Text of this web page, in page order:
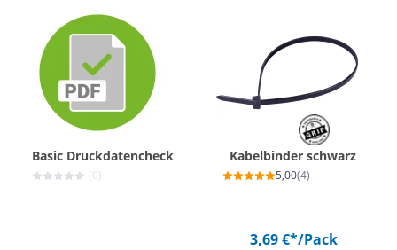
Basic Druckdatencheck
(0)
Kabelbinder schwarz
5,00(4)
3,69 €*/Pack